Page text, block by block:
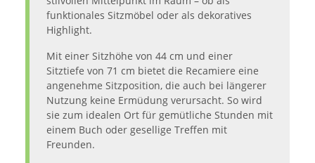
funktionales Sitzmöbel oder als dekoratives
Highlight.
Mit einer Sitzhöhe von 44 cm und einer
Sitztiefe von 71 cm bietet die Recamiere eine
angenehme Sitzposition, die auch bei längerer
Nutzung keine Ermüdung verursacht. So wird
sie zum idealen Ort für gemütliche Stunden mit
einem Buch oder gesellige Treffen mit
Freunden.